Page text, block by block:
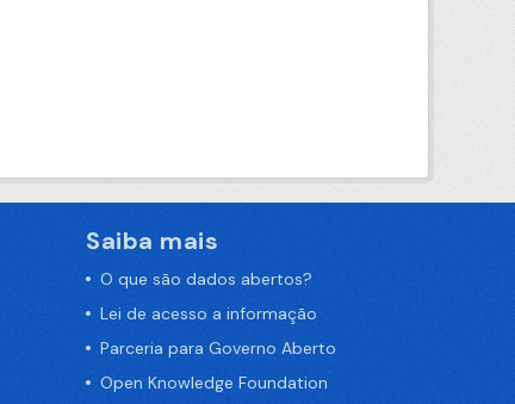
Saiba mais
O que são dados abertos?
Lei de acesso a informação
Parceria para Governo Aberto
Open Knowledge Foundation